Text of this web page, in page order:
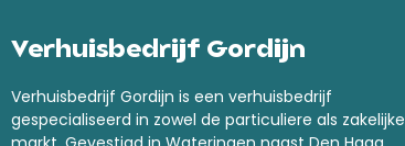
Verhuisbedrijf Gordijn
Verhuisbedrijf Gordijn is een verhuisbedrijf
gespecialiseerd in zowel de particuliere als zakelijke